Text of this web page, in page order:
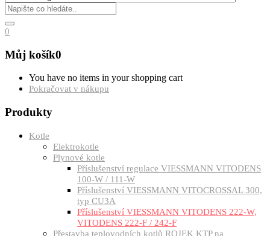
0
Můj košík0
You have no items in your shopping cart
Pokračovat v nákupu
Produkty
Kotle
Elektrokotle
Plynové kotle
Příslušenství regulace VIESSMANN VITODENS
100-W / 111-W
Příslušenství VIESSMANN VITOCROSSAL 300,
typ CU3A
Příslušenství VIESSMANN VITODENS 222-W,
VITODENS 222-F / 242-F
Přestavba teplovodních kotlů ROJEK KTP na